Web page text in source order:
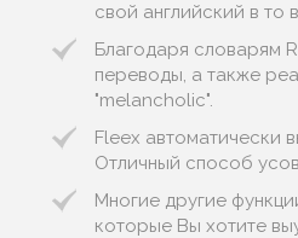
свой английский в
Благодаря словарям
переводы, а также
"melancholic".
Fleex автоматически
Отличный способ
Многие другие
которые Вы хотите